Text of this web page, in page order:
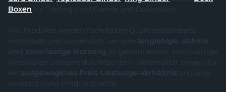
Boxen für Trading Card Games und Collectibles.
Alle Produkte werden nach festen Qualitätsstandards
entwickelt und ausgewählt, um eine langlebige, sichere
und zuverlässige Nutzung zu gewährleisten. Hochwertige
Materialien und eine durchdachte Funktionalität sorgen für
ein ausgewogenes Preis-Leistungs-Verhältnis und eine
konstant hohe Produktqualität.